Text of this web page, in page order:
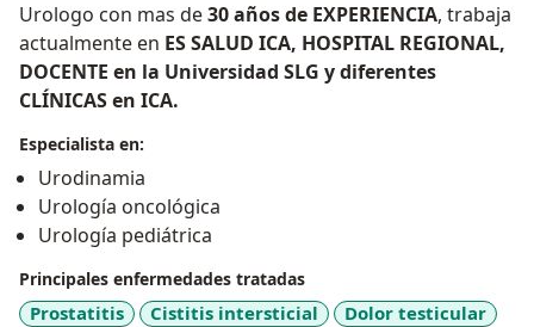
Urologo con mas de30 años de EXPERIENCIA, trabaja
actualmente en ES SALUD ICA, HOSPITAL REGIONAL,
DOCENTE en la Universidad SLG y diferentes
CLÍNICAS en ICA.
Especialista en:
Urodinamia
Urología oncológica
Urología pediátrica
Principales enfermedades tratadas
Prostatitis Cistitis intersticial
Dolor testicular